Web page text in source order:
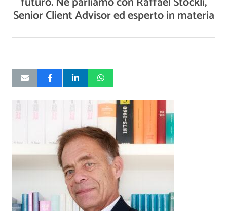
Senior Client Advisor ed esperto in materia